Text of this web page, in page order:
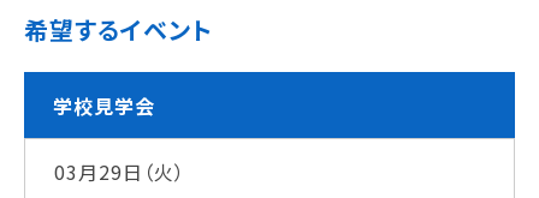
AO入試
指定校推薦入試
一般入試
学校案内
希望するイベント
学校見学会
03月29日（火）